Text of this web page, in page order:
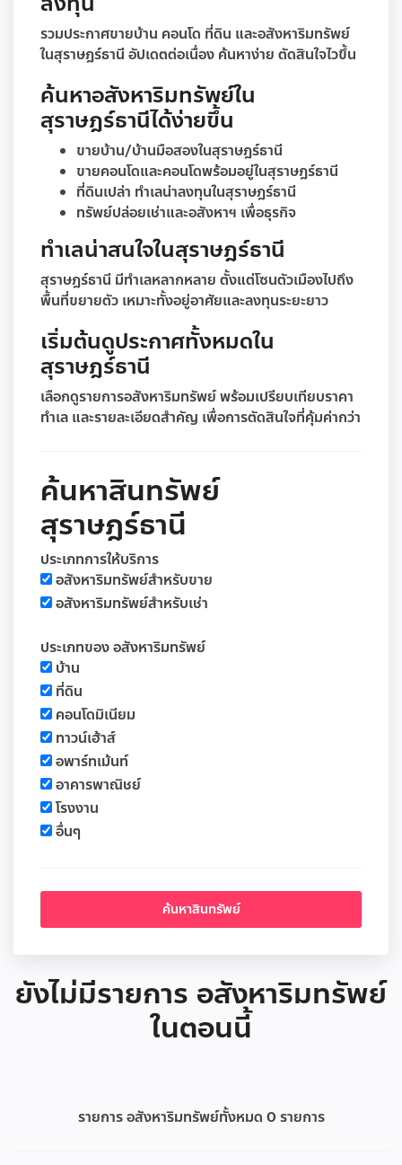
รวมประกาศขายบ้าน คอนโด ที่ดิน และอสังหาริมทรัพย์
ในสุราษฎร์ธานี อัปเดตต่อเนื่อง ค้นหาง่าย ตัดสินใจไวขึ้น
ค้นหาอสังหาริมทรัพย์ใน
สุราษฎร์ธานีได้ง่ายขึ้น
ขายบ้าน/บ้านมือสองในสุราษฎร์ธานี
ขายคอนโดและคอนโดพร้อมอยู่ในสุราษฎร์ธานี
ที่ดินเปล่า ทำเลน่าลงทุนในสุราษฎร์ธานี
ทรัพย์ปล่อยเช่าและอสังหาฯ เพื่อธุรกิจ
ทำเลน่าสนใจในสุราษฎร์ธานี
สุราษฎร์ธานี มีทำเลหลากหลาย ตั้งแต่โซนตัวเมืองไปถึง
พื้นที่ขยายตัว เหมาะทั้งอยู่อาศัยและลงทุนระยะยาว
เริ่มต้นดูประกาศทั้งหมดใน
สุราษฎร์ธานี
เลือกดูรายการอสังหาริมทรัพย์ พร้อมเปรียบเทียบราคา
ทำเล และรายละเอียดสำคัญ เพื่อการตัดสินใจที่คุ้มค่ากว่า
ค้นหาสินทรัพย์
สุราษฎร์ธานี
ประเภทการให้บริการ
อสังหาริมทรัพย์สำหรับขาย
อสังหาริมทรัพย์สำหรับเช่า
ประเภทของ อสังหาริมทรัพย์
บ้าน
ที่ดิน
คอนโดมิเนียม
ทาวน์เฮ้าส์
อพาร์ทเม้นท์
อาคารพาณิชย์
โรงงาน
อื่นๆ
ยังไม่มีรายการ อสังหาริมทรัพย์
ในตอนนี้
รายการ อสังหาริมทรัพย์ทั้งหมด 0 รายการ